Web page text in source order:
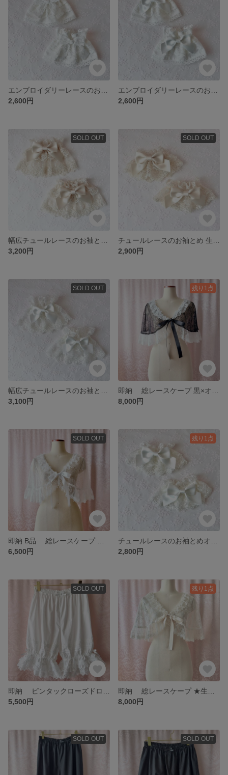
2,600円
2,600円
SOLD OUT
3,200円
SOLD OUT
2,900円
SOLD OUT
3,100円
残り1点
8,000円
SOLD OUT
6,500円
残り1点
2,800円
SOLD OUT
5,500円
残り1点
8,000円
SOLD OUT SOLD OUT